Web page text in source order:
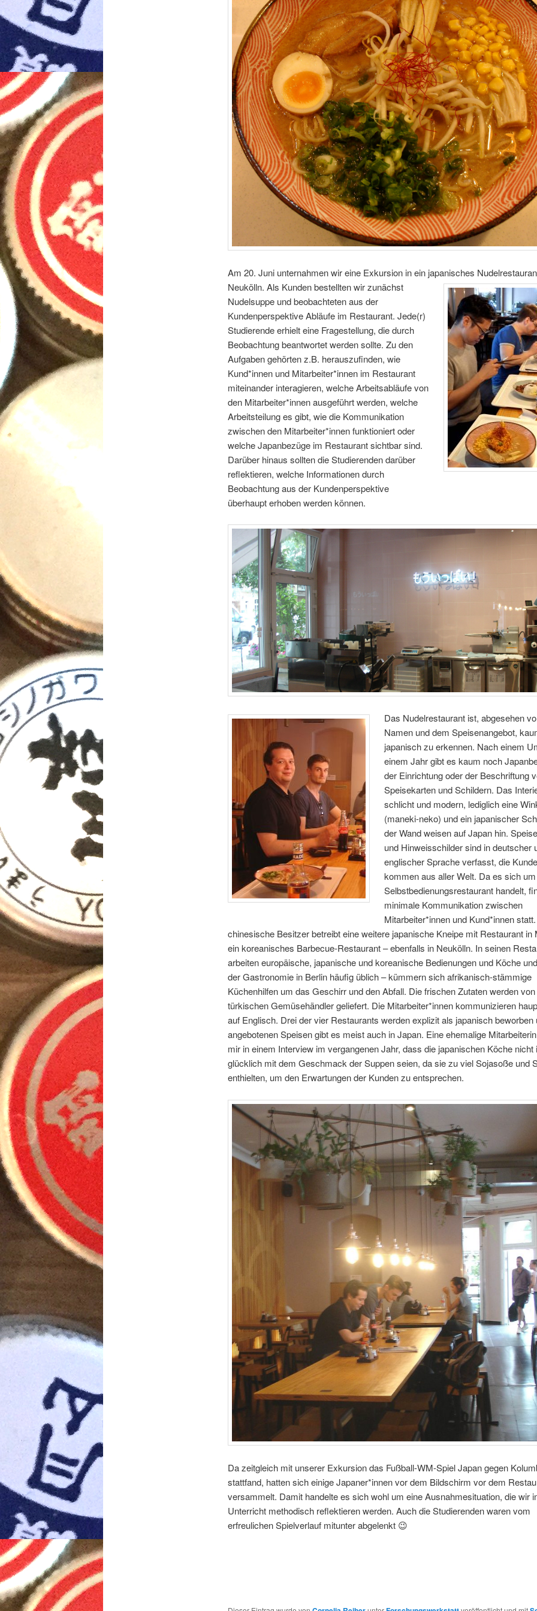
Am 20. Juni unternahmen wir eine Exkursion in ein japanisches
Neukölln. Als Kunden bestellten wir zunächst
Nudelsuppe und beobachteten aus der
Kundenperspektive Abläufe im Restaurant. Jede(r)
Studierende erhielt eine Fragestellung, die durch
Beobachtung beantwortet werden sollte. Zu den
Aufgaben gehörten z.B. herauszufinden, wie
Kund*innen und Mitarbeiter*innen im Restaurant
miteinander interagieren, welche Arbeitsabläufe von
den Mitarbeiter*innen ausgeführt werden, welche
Arbeitsteilung es gibt, wie die Kommunikation
zwischen den Mitarbeiter*innen funktioniert oder
welche Japanbezüge im Restaurant sichtbar sind.
Darüber hinaus sollten die Studierenden darüber
reflektieren, welche Informationen durch
Beobachtung aus der Kundenperspektive
überhaupt erhoben werden können.
Das Nudelrestaurant ist, abgesehen
Namen und dem Speisenangebot,
japanisch zu erkennen. Nach einem
einem Jahr gibt es kaum noch
der Einrichtung oder der Beschriftung
Speisekarten und Schildern. Das
schlicht und modern, lediglich eine
(maneki-neko) und ein japanischer
der Wand weisen auf Japan hin.
und Hinweisschilder sind in deutscher
englischer Sprache verfasst, die
kommen aus aller Welt. Da es sich
Selbstbedienungsrestaurant handelt,
minimale Kommunikation zwischen
Mitarbeiter*innen und Kund*innen
chinesische Besitzer betreibt eine weitere japanische Kneipe mit Restaurant in
ein koreanisches Barbecue-Restaurant – ebenfalls in Neukölln. In seinen
arbeiten europäische, japanische und koreanische Bedienungen und Köche
der Gastronomie in Berlin häufig üblich – kümmern sich afrikanisch-stämmige
Küchenhilfen um das Geschirr und den Abfall. Die frischen Zutaten werden
türkischen Gemüsehändler geliefert. Die Mitarbeiter*innen kommunizieren
auf Englisch. Drei der vier Restaurants werden explizit als japanisch beworben
angebotenen Speisen gibt es meist auch in Japan. Eine ehemalige
mir in einem Interview im vergangenen Jahr, dass die japanischen Köche nicht
glücklich mit dem Geschmack der Suppen seien, da sie zu viel Sojasoße und
enthielten, um den Erwartungen der Kunden zu entsprechen.
Da zeitgleich mit unserer Exkursion das Fußball-WM-Spiel Japan gegen
stattfand, hatten sich einige Japaner*innen vor dem Bildschirm vor dem
versammelt. Damit handelte es sich wohl um eine Ausnahmesituation, die wir
Unterricht methodisch reflektieren werden. Auch die Studierenden waren vom
erfreulichen Spielverlauf mitunter abgelenkt 😉